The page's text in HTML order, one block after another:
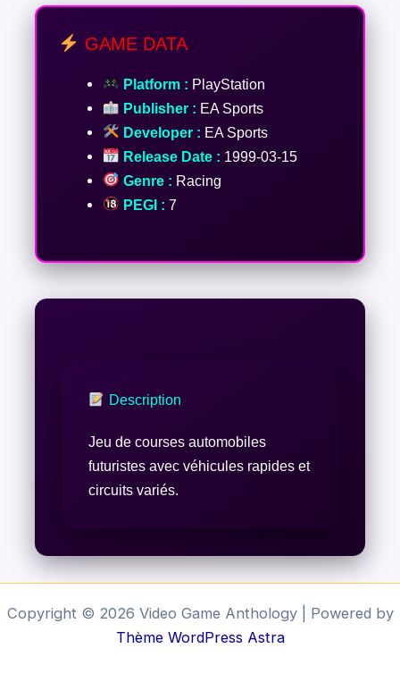
GAME DATA
Platform : PlayStation
Publisher : EA Sports
Developer : EA Sports
Release Date : 1999-03-15
Genre : Racing
PEGI : 7
Description
Jeu de courses automobiles
futuristes avec véhicules rapides et
circuits variés.
Copyright © 2026 Video Game Anthology | Powered by
Thème WordPress Astra